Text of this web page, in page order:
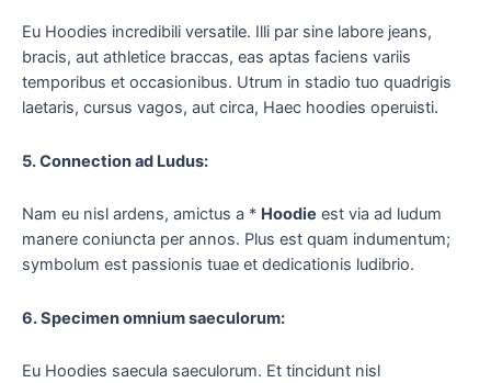
Eu Hoodies incredibili versatile. Illi par sine labore jeans,
bracis, aut athletice braccas, eas aptas faciens variis
temporibus et occasionibus. Utrum in stadio tuo quadrigis
laetaris, cursus vagos, aut circa, Haec hoodies operuisti.
5. Connection ad Ludus:
Nam eu nisl ardens, amictus a * Hoodie est via ad ludum
manere coniuncta per annos. Plus est quam indumentum;
symbolum est passionis tuae et dedicationis ludibrio.
6. Specimen omnium saeculorum:
Eu Hoodies saecula saeculorum. Et tincidunt nisl